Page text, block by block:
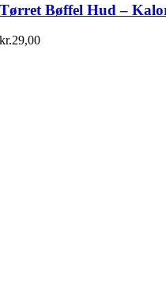
Tørret Bøffel Hud –
kr.29,00